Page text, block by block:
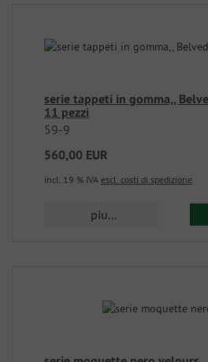
serie tappeti in gomma,,
11 pezzi
59-9
560,00 EUR
incl. 19 % IVA escl. costi di spedizione
piu...